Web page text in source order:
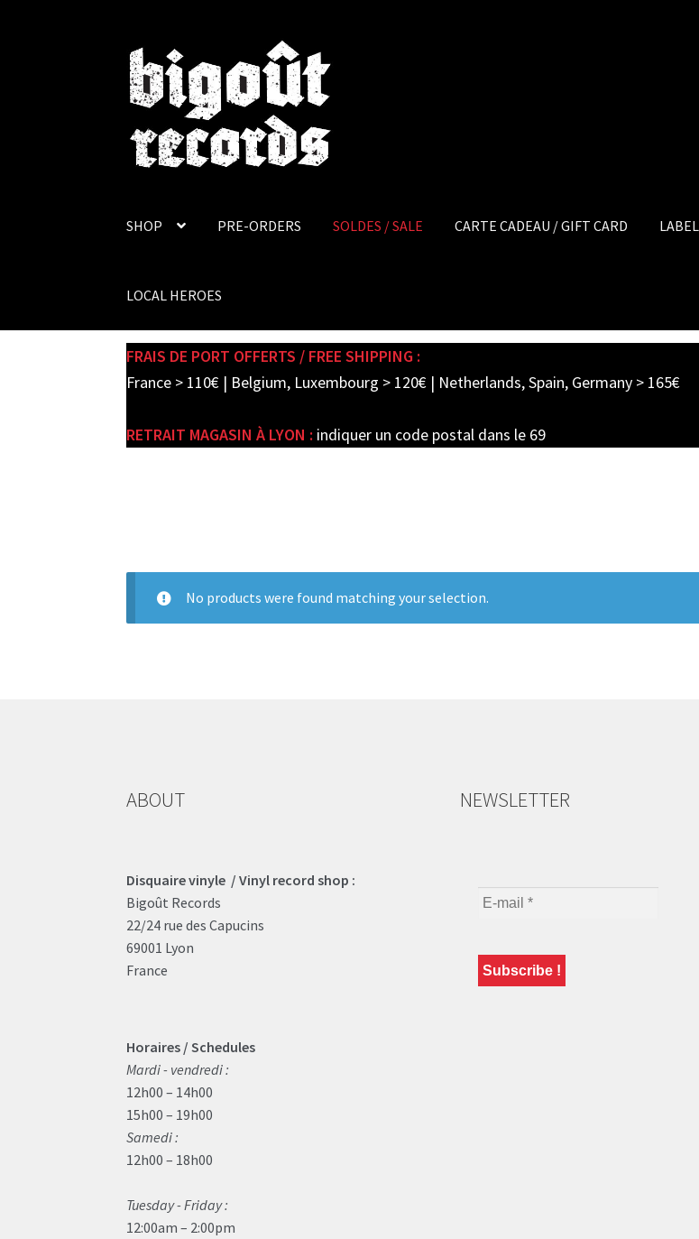
Skip
to
navigation
Skip
to
content
SHOP PRE-ORDERS SOLDES / SALE CARTE CADEAU / GIFT CARD LABEL
LOCAL HEROES
FRAIS DE PORT OFFERTS / FREE SHIPPING :
France > 110€ | Belgium, Luxembourg > 120€ | Netherlands, Spain, Germany > 165€
RETRAIT MAGASIN À LYON : indiquer un code postal dans le 69
No products were found matching your selection.
ABOUT
Disquaire vinyle / Vinyl record shop :
Bigoût Records
22/24 rue des Capucins
69001 Lyon
France
Horaires / Schedules
Mardi - vendredi :
12h00 – 14h00
15h00 – 19h00
Samedi :
12h00 – 18h00
Tuesday - Friday :
12:00am – 2:00pm
NEWSLETTER